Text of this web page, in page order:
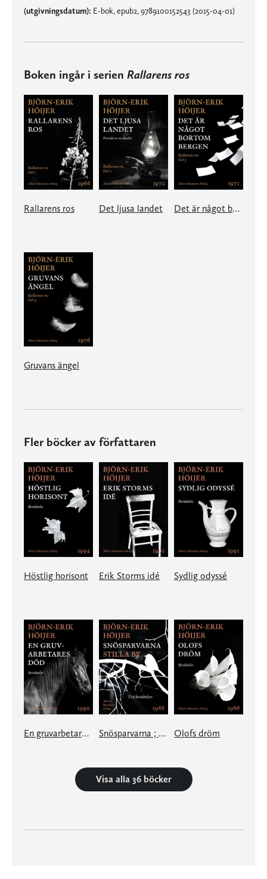
(utgivningsdatum): E-bok, epub2, 9789100152543 (2015-04-01)
Boken ingår i serien Rallarens ros
Rallarens ros Det ljusa landet Det är något bortom bergen
Gruvans ängel
Fler böcker av författaren
Höstlig horisont Erik Storms idé Sydlig odyssé
En gruvarbetares död Snösparvarna ; Stilla by Olofs dröm
Visa alla 36 böcker